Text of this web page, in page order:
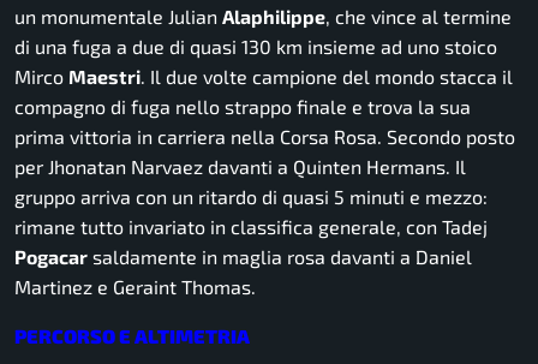
un monumentale Julian Alaphilippe, che vince al termine
di una fuga a due di quasi 130 km insieme ad uno stoico
Mirco Maestri. Il due volte campione del mondo stacca il
compagno di fuga nello strappo finale e trova la sua
prima vittoria in carriera nella Corsa Rosa. Secondo posto
per Jhonatan Narvaez davanti a Quinten Hermans. Il
gruppo arriva con un ritardo di quasi 5 minuti e mezzo:
rimane tutto invariato in classifica generale, con Tadej
Pogacar saldamente in maglia rosa davanti a Daniel
Martinez e Geraint Thomas.
PERCORSO E ALTIMETRIA